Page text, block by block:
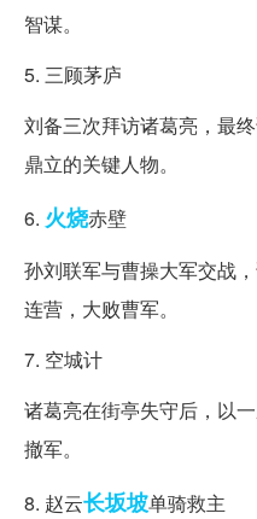
智谋。
5. 三顾茅庐
刘备三次拜访诸葛亮，最
鼎立的关键人物。
6. 火烧赤壁
孙刘联军与曹操大军交战
连营，大败曹军。
7. 空城计
诸葛亮在街亭失守后，以
撤军。
8. 赵云长坂坡单骑救主